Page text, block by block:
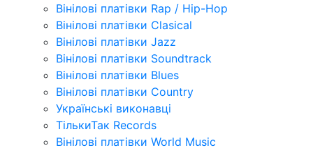
Вінілові платівки Rap / Hip-Hop
Вінілові платівки Clasical
Вінілові платівки Jazz
Вінілові платівки Soundtrack
Вінілові платівки Blues
Вінілові платівки Country
Українські виконавці
ТількиТак Records
Вінілові платівки World Music